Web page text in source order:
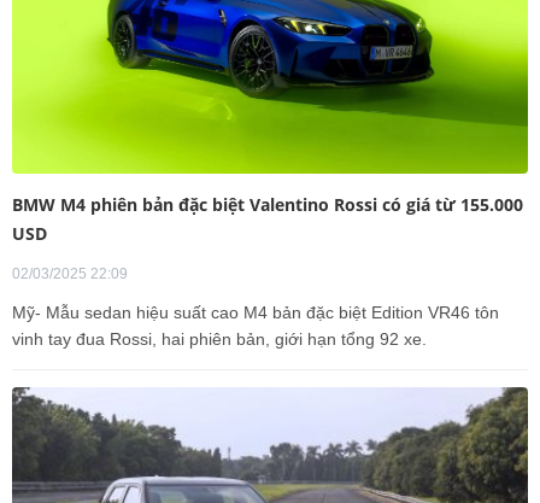
BMW M4 phiên bản đặc biệt Valentino Rossi có giá từ 155.000
USD
02/03/2025 22:09
Mỹ- Mẫu sedan hiệu suất cao M4 bản đặc biệt Edition VR46 tôn
vinh tay đua Rossi, hai phiên bản, giới hạn tổng 92 xe.